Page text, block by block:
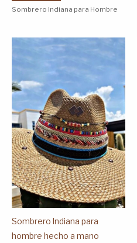
Sombrero Indiana para Hombre
Sombrero Indiana para
hombre hecho a mano
Este
producto
tiene
múltiples
variantes.
Las
opciones
se
pueden
elegir
en
la
página
de